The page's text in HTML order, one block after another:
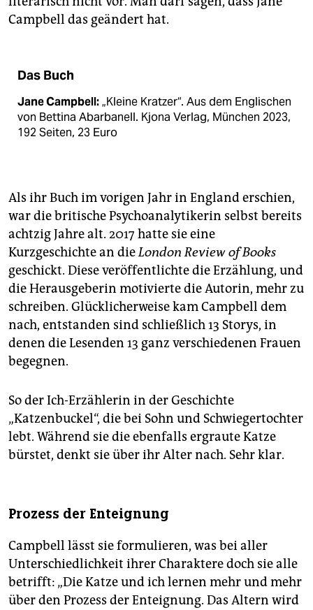
Campbell das geändert hat.
Das Buch
Jane ­Campbell:„Kleine Kratzer“. Aus dem Englischen
von Bettina Abarbanell. Kjona Verlag, München 2023,
192 Seiten, 23 Euro
Als ihr Buch im vorigen Jahr in England erschien,
war die britische Psychoanalytikerin selbst bereits
achtzig Jahre alt. 2017 hatte sie eine
Kurzgeschichte an dieLondon Review of Books
geschickt. Diese veröffentlichte die Erzählung, und
die Herausgeberin motivierte die Autorin, mehr zu
schreiben. Glücklicherweise kam Campbell dem
nach, entstanden sind schließlich 13 Storys, in
denen die Lesenden 13 ganz verschiedenen Frauen
begegnen.
So der Ich-Erzählerin in der Geschichte
„Katzenbuckel“, die bei Sohn und Schwiegertochter
lebt. Während sie die ebenfalls ergraute Katze
bürstet, denkt sie über ihr Alter nach. Sehr klar.
Prozess der Enteignung
Campbell lässt sie formulieren, was bei aller
Unterschiedlichkeit ihrer Charaktere doch sie alle
betrifft: „Die Katze und ich lernen mehr und mehr
über den Prozess der Enteignung. Das Altern wird